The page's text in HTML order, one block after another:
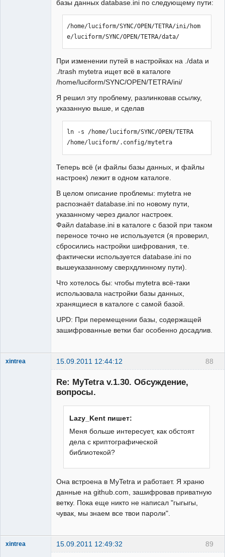
базы данных database.ini по следующему пути:
/home/luciform/SYNC/OPEN/TETRA/ini/hom
e/luciform/SYNC/OPEN/TETRA/data/
При изменении путей в настройках на ./data и
./trash mytetra ищет всё в каталоге
/home/luciform/SYNC/OPEN/TETRA/ini/
Я решил эту проблему, разлинковав ссылку,
указанную выше, и сделав
ln -s /home/luciform/SYNC/OPEN/TETRA
/home/luciform/.config/mytetra
Теперь всё (и файлы базы данных, и файлы
настроек) лежит в одном каталоге.
В целом описание проблемы: mytetra не
распознаёт database.ini по новому пути,
указанному через диалог настроек.
Файл database.ini в каталоге с базой при таком
переносе точно не используется (я проверил,
сбросились настройки шифрования, т.е.
фактически используется database.ini по
вышеуказанному сверхдлинному пути).
Что хотелось бы: чтобы mytetra всё-таки
использовала настройки базы данных,
хранящиеся в каталоге с самой базой.
UPD: При перемещении базы, содержащей
зашифрованные ветки баг особенно досадлив.
88
xintrea 15.09.2011 12:44:12
Re: MyTetra v.1.30. Обсуждение,
вопросы.
Lazy_Kent пишет:
Меня больше интересует, как обстоят
дела с криптографической
библиотекой?
Она встроена в MyTetra и работает. Я храню
данные на github.com, зашифровав приватную
ветку. Пока еще никто не написал "гыгыгы,
чувак, мы знаем все твои пароли".
89
xintrea 15.09.2011 12:49:32